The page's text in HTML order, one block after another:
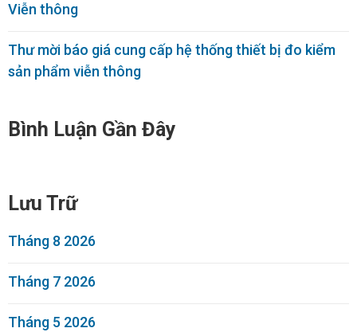
Viễn thông
Thư mời báo giá cung cấp hệ thống thiết bị đo kiểm
sản phẩm viễn thông
Bình Luận Gần Đây
Lưu Trữ
Tháng 8 2026
Tháng 7 2026
Tháng 5 2026